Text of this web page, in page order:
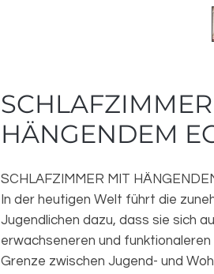
HÄNGENDEM
SCHLAFZIMMER MIT
In der heutigen Welt führt die
Jugendlichen dazu, dass sie sich
erwachseneren und
Grenze zwischen Jugend- und